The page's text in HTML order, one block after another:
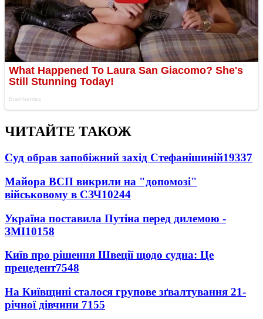
ЧИТАЙТЕ ТАКОЖ
Суд обрав запобіжний захід Стефанішиній19337
Майора ВСП викрили на "допомозі"
військовому в СЗЧ10244
Україна поставила Путіна перед дилемою -
ЗМІ10158
Київ про рішення Швеції щодо судна: Це
прецедент7548
На Київщині сталося групове зґвалтування 21-
річної дівчини 7155